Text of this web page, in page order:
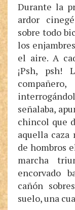
Durante la
ardor
sobre todo
los
el aire. A
¡Psh, psh!
señalaba,
chincol que
aquella caza
de hombros
marcha
encorvado
cañón
suelo, una